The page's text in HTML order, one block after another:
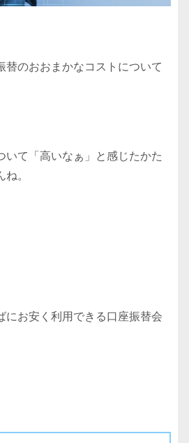
替のおおまかなコストについて
いて「高いなぁ」と感じたかた
。
にお安く利用できる口座振替会